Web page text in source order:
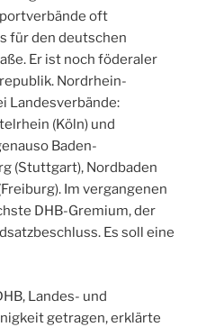
oft
für den deutschen
Er ist noch föderaler
Nordrhein-
Landesverbände:
(Köln) und
Baden-
(Stuttgart), Nordbaden
Im vergangenen
DHB-Gremium, der
Es soll eine
Landes- und
getragen, erklärte